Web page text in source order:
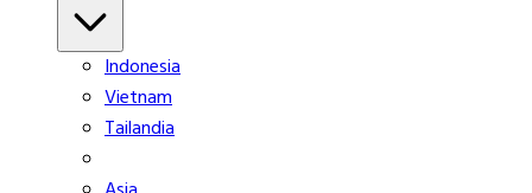
Indonesia
Vietnam
Tailandia